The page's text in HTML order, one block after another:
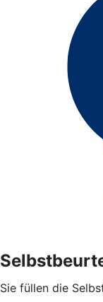
Sie füllen die